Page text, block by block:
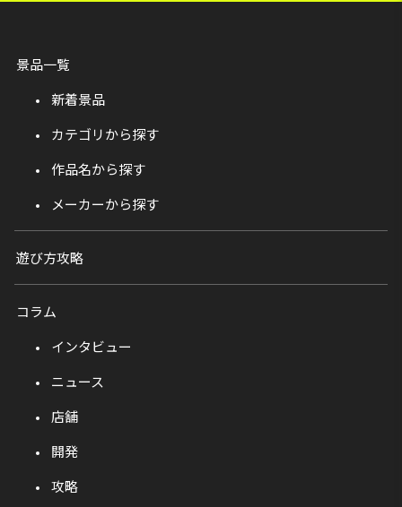
景品一覧
新着景品
カテゴリから探す
作品名から探す
メーカーから探す
遊び方攻略
コラム
インタビュー
ニュース
店舗
開発
攻略